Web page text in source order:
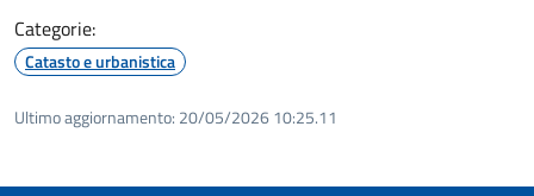
Categorie:
Catasto e urbanistica
Ultimo aggiornamento: 20/05/2026 10:25.11